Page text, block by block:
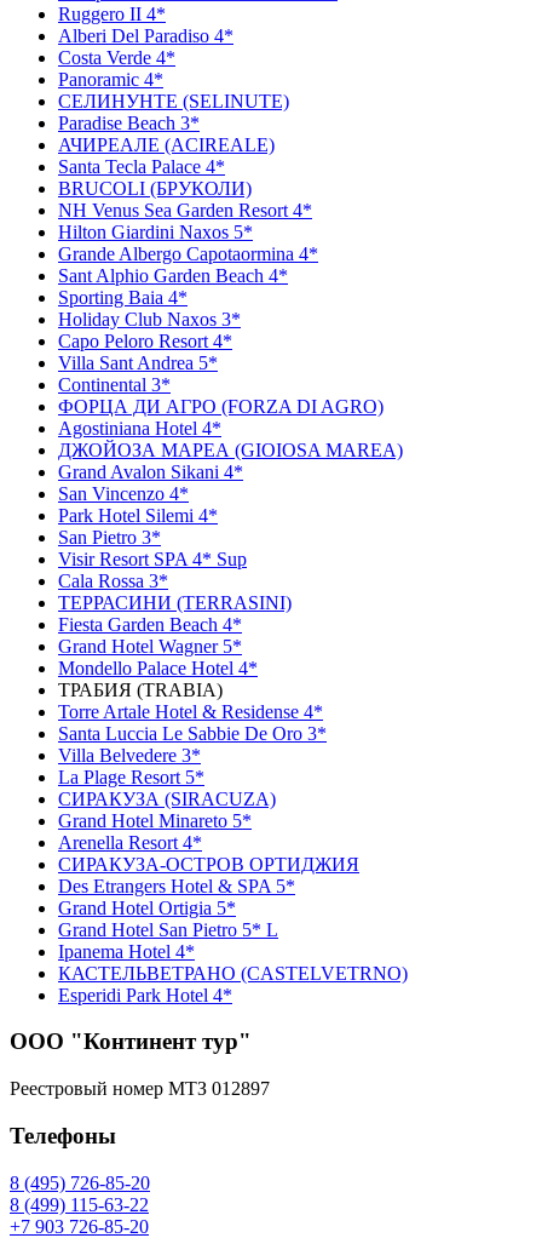
Ruggero II 4*
Alberi Del Paradiso 4*
Costa Verde 4*
Panoramic 4*
СЕЛИНУНТЕ (SELINUTE)
Paradise Beach 3*
АЧИРЕАЛЕ (ACIREALE)
Santa Tecla Palace 4*
BRUCOLI (БРУКОЛИ)
NH Venus Sea Garden Resort 4*
Hilton Giardini Naxos 5*
Grande Albergo Capotaormina 4*
Sant Alphio Garden Beach 4*
Sporting Baia 4*
Holiday Club Naxos 3*
Capo Peloro Resort 4*
Villa Sant Andrea 5*
Continental 3*
ФОРЦА ДИ АГРО (FORZA DI AGRO)
Agostiniana Hotel 4*
ДЖОЙОЗА МАРЕА (GIOIOSA MAREA)
Grand Avalon Sikani 4*
San Vincenzo 4*
Park Hotel Silemi 4*
San Pietro 3*
Visir Resort SPA 4* Sup
Cala Rossa 3*
ТЕРРАСИНИ (TERRASINI)
Fiesta Garden Beach 4*
Grand Hotel Wagner 5*
Mondello Palace Hotel 4*
ТРАБИЯ (TRABIA)
Torre Artale Hotel & Residense 4*
Santa Luccia Le Sabbie De Oro 3*
Villa Belvedere 3*
La Plage Resort 5*
СИРАКУЗА (SIRACUZA)
Grand Hotel Minareto 5*
Arenella Resort 4*
СИРАКУЗА-ОСТРОВ ОРТИДЖИЯ
Des Etrangers Hotel & SPA 5*
Grand Hotel Ortigia 5*
Grand Hotel San Pietro 5* L
Ipanema Hotel 4*
КАСТЕЛЬВЕТРАНО (CASTELVETRNO)
Esperidi Park Hotel 4*
ООО "Континент тур"
Реестровый номер МТЗ 012897
Телефоны
8 (495) 726-85-20
8 (499) 115-63-22
+7 903 726-85-20